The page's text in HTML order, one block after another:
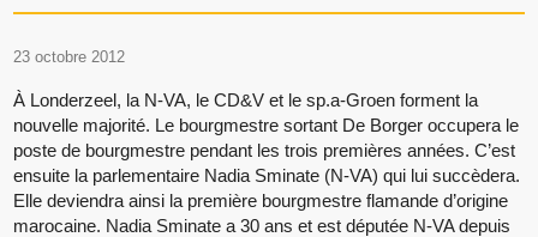
23 octobre 2012
À Londerzeel, la N-VA, le CD&V et le sp.a-Groen forment la
nouvelle majorité. Le bourgmestre sortant De Borger occupera le
poste de bourgmestre pendant les trois premières années. C’est
ensuite la parlementaire Nadia Sminate (N-VA) qui lui succèdera.
Elle deviendra ainsi la première bourgmestre flamande d’origine
marocaine. Nadia Sminate a 30 ans et est députée N-VA depuis